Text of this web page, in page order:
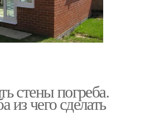
стены погреба.
из чего сделать